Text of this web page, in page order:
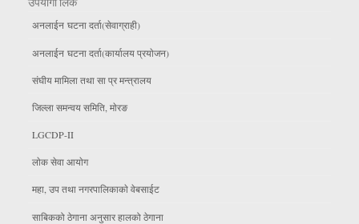
अनलाईन घटना दर्ता(सेवाग्राही)
अनलाईन घटना दर्ता(कार्यालय प्रयाेजन)
संघीय मामिला तथा सा प्र मन्त्रालय
जिल्ला समन्वय समिति, माेरङ
LGCDP-II
लाेक सेवा आयाेग
महा, उप तथा नगरपालिकाकाे वेबसाईट
साबिकको ठेगाना अनुसार हालको ठेगाना